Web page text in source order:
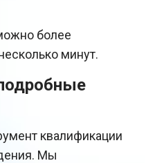
более
минут.
квалификации
Мы